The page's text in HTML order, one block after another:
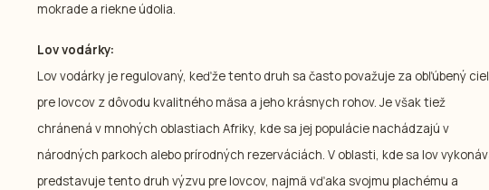
mokrade a riekne údolia.
Lov vodárky:
Lov vodárky je regulovaný, keďže tento druh sa často považuje za obľúbený cieľ
pre lovcov z dôvodu kvalitného mäsa a jeho krásnych rohov. Je však tiež
chránená v mnohých oblastiach Afriky, kde sa jej populácie nachádzajú v
národných parkoch alebo prírodných rezerváciách. V oblasti, kde sa lov
predstavuje tento druh výzvu pre lovcov, najmä vďaka svojmu plachému a